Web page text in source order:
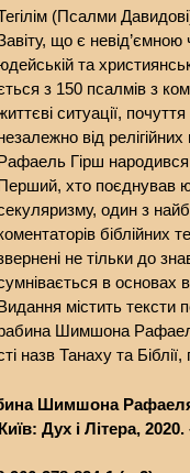
(Псалми
що є
та
з 150 псалмів з
ситуації,
від
Гірш народився
хто поєднував
один з
біблійних
не тільки до
в основах
містить тексти
Шимшона
назв Танаху та Біблії,
Шимшона Рафаеля
Дух і Літера, 2020.